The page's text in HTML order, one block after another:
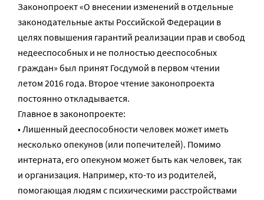
Законопроект «О внесении изменений в отдельные
законодательные акты Российской Федерации в
целях повышения гарантий реализации прав и свобод
недееспособных и не полностью дееспособных
граждан» был принят Госдумой в первом чтении
летом 2016 года. Второе чтение законопроекта
постоянно откладывается.
Главное в законопроекте:
• Лишенный дееспособности человек может иметь
несколько опекунов (или попечителей). Помимо
интерната, его опекуном может быть как человек, так
и организация. Например, кто-то из родителей,
помогающая людям с психическими расстройствами